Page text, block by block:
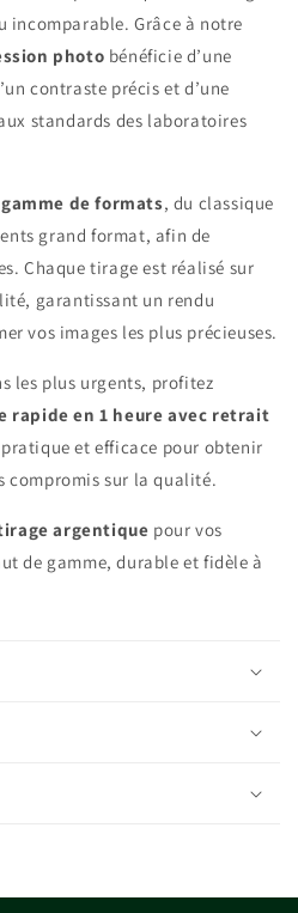
incomparable. Grâce à notre
photo bénéficie d’une
contraste précis et d’une
standards des laboratoires
de formats, du classique
grand format, afin de
Chaque tirage est réalisé sur
garantissant un rendu
vos images les plus précieuses.
les plus urgents, profitez
rapide en 1 heure avec retrait
et efficace pour obtenir
compromis sur la qualité.
argentique pour vos
de gamme, durable et fidèle à